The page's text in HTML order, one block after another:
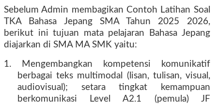
Sebelum Admin membagikan Contoh Latihan Soal
TKA Bahasa Jepang SMA Tahun 2025 2026,
berikut ini tujuan mata pelajaran Bahasa Jepang
diajarkan di SMA MA SMK yaitu:
1. Mengembangkan kompetensi komunikatif
berbagai teks multimodal (lisan, tulisan, visual,
audiovisual); setara tingkat kemampuan
berkomunikasi Level A2.1 (pemula) JF